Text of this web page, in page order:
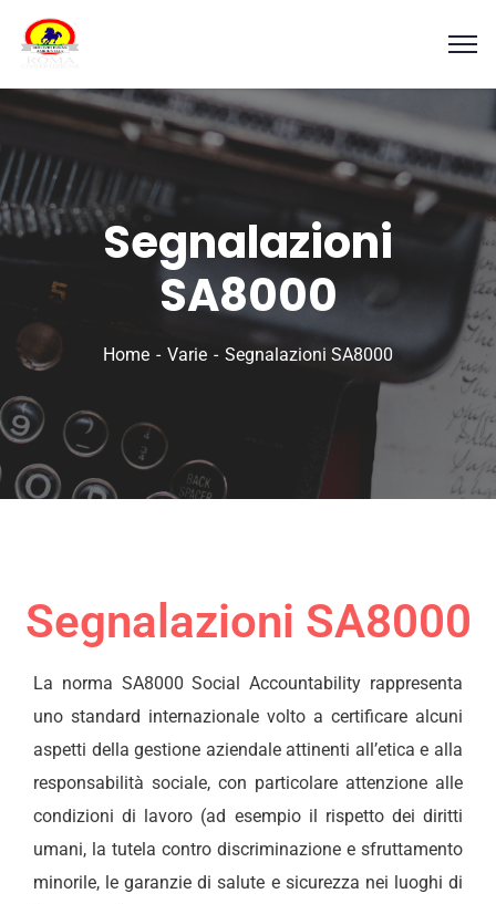
Segnalazioni
SA8000
Home Varie Segnalazioni SA8000
Segnalazioni SA8000
La norma SA8000 Social Accountability rappresenta
uno standard internazionale volto a certificare alcuni
aspetti della gestione aziendale attinenti all’etica e alla
responsabilità sociale, con particolare attenzione alle
condizioni di lavoro (ad esempio il rispetto dei diritti
umani, la tutela contro discriminazione e sfruttamento
minorile, le garanzie di salute e sicurezza nei luoghi di